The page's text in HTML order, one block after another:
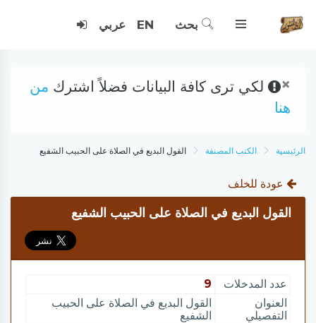
بحث EN عربي
× لكي ترى كافة البيانات فضلاً اشترك من
هنا
الرئيسية الكتب المصنفة القول البديع في الصلاة على الحبيب الشفيع
عودة للخلف
القول البديع في الصلاة على الحبيب الشفيع
عدد المدخلات
9
العنوان
التفصيلي
القول البديع في الصلاة على الحبيب
الشفيع